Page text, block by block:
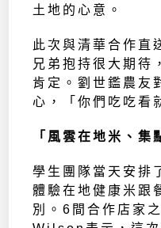
土地的心意。
此次與清華合作直
兄弟抱持很大期待
肯定。劉世鑑農友
心，「你們吃吃看
「風雲在地米、集
學生團隊當天安排
體驗在地健康米跟
別。6間合作店家